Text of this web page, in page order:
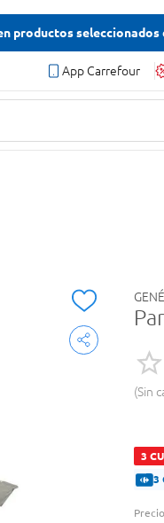
productos seleccionados
App Carrefour
Sin
3
3